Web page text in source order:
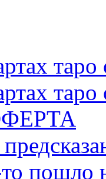
пошло